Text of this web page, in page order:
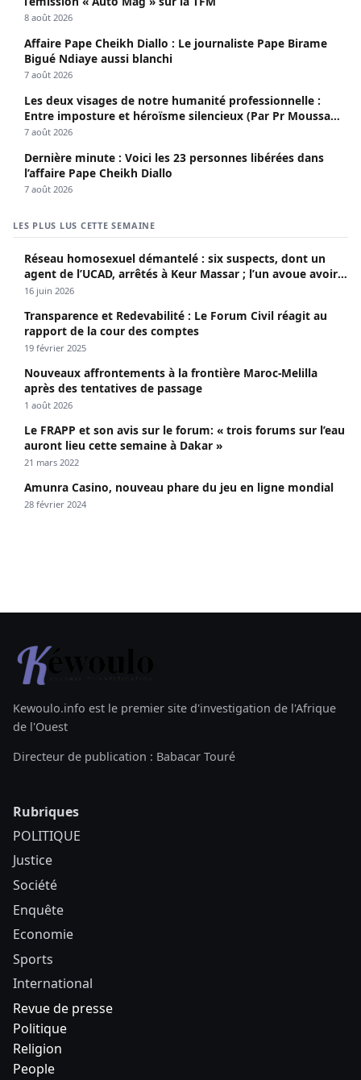
8 août 2026
Affaire Pape Cheikh Diallo : Le journaliste Pape Birame
Bigué Ndiaye aussi blanchi
7 août 2026
Les deux visages de notre humanité professionnelle :
Entre imposture et héroïsme silencieux (Par Pr Moussa
Seydi)
7 août 2026
Dernière minute : Voici les 23 personnes libérées dans
l’affaire Pape Cheikh Diallo
7 août 2026
LES PLUS LUS CETTE SEMAINE
Réseau homosexuel démantelé : six suspects, dont un
agent de l’UCAD, arrêtés à Keur Massar ; l’un avoue avoir
propagé le VIH depuis 2018
16 juin 2026
Transparence et Redevabilité : Le Forum Civil réagit au
rapport de la cour des comptes
19 février 2025
Nouveaux affrontements à la frontière Maroc-Melilla
après des tentatives de passage
1 août 2026
Le FRAPP et son avis sur le forum: « trois forums sur l’eau
auront lieu cette semaine à Dakar »
21 mars 2022
Amunra Casino, nouveau phare du jeu en ligne mondial
28 février 2024
Kewoulo.info est le premier site d'investigation de l'Afrique
de l'Ouest
Directeur de publication : Babacar Touré
Rubriques
POLITIQUE
Justice
Société
Enquête
Economie
Sports
International
Revue de presse
Politique
Religion
People